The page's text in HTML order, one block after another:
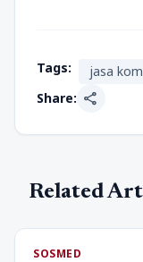
Tags:
jasa
Share: share
Related
SOSMED